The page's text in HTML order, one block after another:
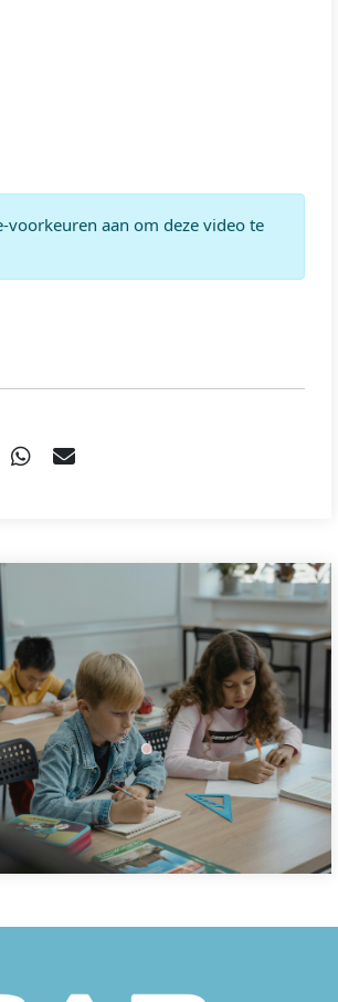
voorkeuren aan om deze video te
FACEBOOK
DELEN OP LINKEDIN
DELEN OP WHATSAPP